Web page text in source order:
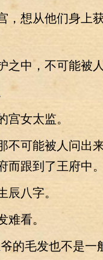
想从他们身上
中，不可能被人
女太监。
可能被人问出
跟到了王府中。
八字。
看。
毛发也不是一